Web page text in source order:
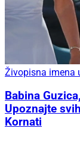
Živopisna imena
Babina
Upoznajte
Kornati